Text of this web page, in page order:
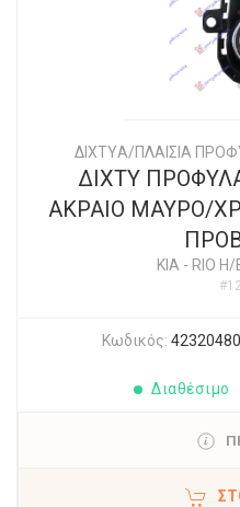
ΔΙΧΤYΑ/ΠΛΑΙΣΙΑ
ΔΙΧΤΥ
ΑΚΡΑΙΟ ΜΑΥΡΟ/
KIA - RIO
Κωδικός:
Διαθέσιμο